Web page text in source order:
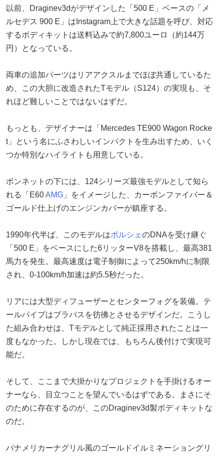
以前、Draginev3dがデザインした「500 E」ベースの「メ
ルセデス 900 E」はInstagram上で大きな話題を呼び、対応
するボディキットは送料込みで約7,800ユーロ（約144万
円）となっている。
両車の追加パーツはリアアクスルまでほぼ共通しているた
め、この大胆に改造されたTモデル（S124）の実現も、そ
れほど難しいことではないはずだ。
もっとも、デザイナーは「Mercedes TE900 Wagon Rocke
t」という名にふさわしいインパクトを生み出すため、いく
つか特別なハイライトも用意している。
ボンネットの下には、124シリーズ最強モデルとして知ら
れる「E60AMG 」をイメージした、カーボンファイバー＆
ゴールド仕上げのエンジンカバーが鎮座する。
1990年代半ば、このモデルはポルシェのDNAを受け継ぐ
「500 E」をベースにした6リッターV8を搭載し、最高381
馬力を発生。最高速度は電子制御によって250km/hに制限
され、0-100km/h加速は約5.5秒だった。
リアには大型ディフューザーとセンターフォグを装備。テ
ールパイプはブラバスを彷彿とさせるデザインだ。こうし
た組み合わせは、Tモデルとして純正採用されたことは一
度もなかった。しかし現在では、もちろん後付けで実現可
能だ。
そして、ここまで大掛かりなプロジェクトを手掛けるオー
ナーなら、目立つことを望んでいるはずである。まさにそ
のために存在するのが、このDraginev3d製ボディキットな
のだ。
パナメリカーナグリル風のゴールドイルミネーショングリ